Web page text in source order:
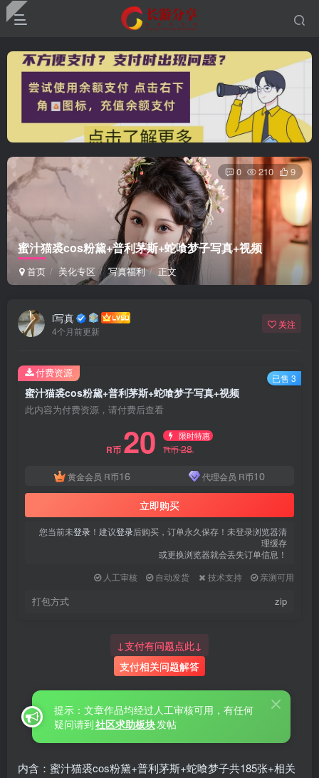
蜜汁猫裘cos粉黛+普利茅斯+蛇喰梦子写真+视频
首页 美化专区 写真福利 正文
0 210 9
i写真
4个月前更新
关注
蜜汁猫裘cos粉黛+普利茅斯+蛇喰梦子写真+视频
此内容为付费资源，请付费后查看
R币 20 限时特惠
R币28
黄金会员 R币16 代理会员 R币10
立即购买
您当前未登录 ！建议登录后购买，订单永久保存！未登录浏览器清
理缓存
或更换浏览器就会丢失订单信息！
人工审核
自动发货 技术支持 亲测可用
打包方式 zip
付费资源 已售 3
↓支付有问题点此↓
支付相关问题解答
提示：文章作品均经过人工审核可用，有任何
疑问请到社区求助板块发帖
内含：蜜汁猫裘cos粉黛+普利茅斯+蛇喰梦子共185张+相关